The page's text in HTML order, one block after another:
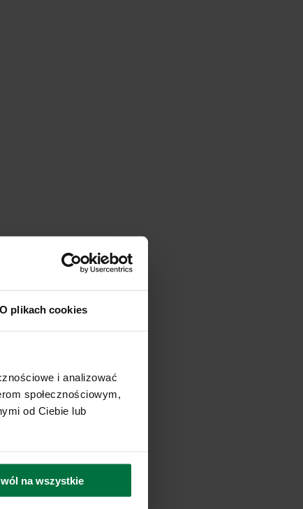
O plikach cookies
i analizować
społecznościowym,
od Ciebie lub
na wszystkie